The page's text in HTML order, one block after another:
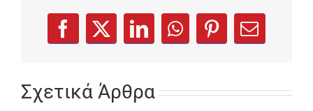
Facebook
(opens in a new tab)
X
(opens in a new tab)
LinkedIn
(opens in a new tab)
WhatsApp
(opens in a new tab)
Pinterest
(opens in a
Email
Σχετικά Άρθρα